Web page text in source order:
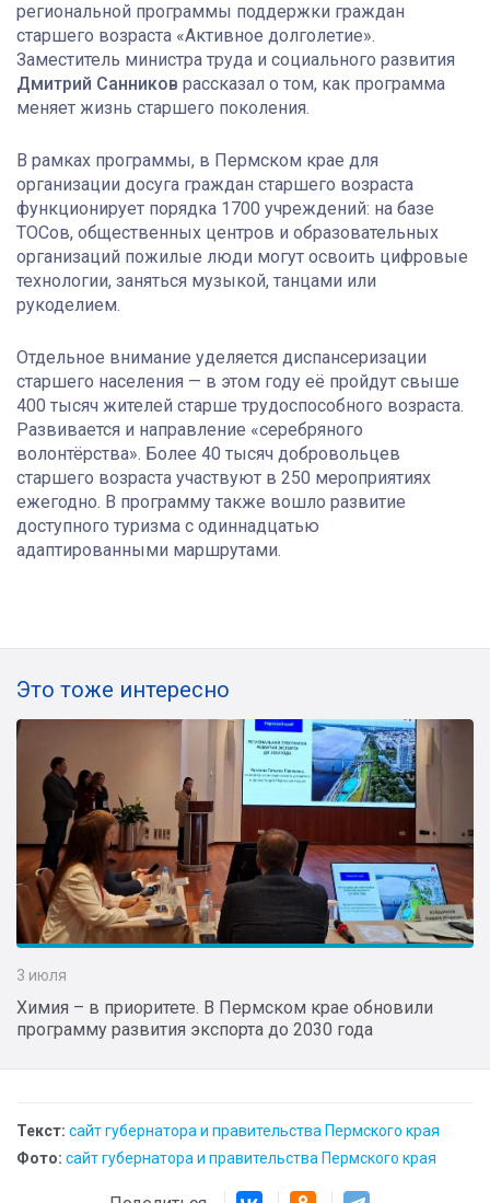
региональной программы поддержки граждан
старшего возраста «Активное долголетие».
Заместитель министра труда и социального развития
Дмитрий Санников рассказал о том, как программа
меняет жизнь старшего поколения.
В рамках программы, в Пермском крае для
организации досуга граждан старшего возраста
функционирует порядка 1700 учреждений: на базе
ТОСов, общественных центров и образовательных
организаций пожилые люди могут освоить цифровые
технологии, заняться музыкой, танцами или
рукоделием.
Отдельное внимание уделяется диспансеризации
старшего населения — в этом году её пройдут свыше
400 тысяч жителей старше трудоспособного возраста.
Развивается и направление «серебряного
волонтёрства». Более 40 тысяч добровольцев
старшего возраста участвуют в 250 мероприятиях
ежегодно. В программу также вошло развитие
доступного туризма с одиннадцатью
адаптированными маршрутами.
Это тоже интересно
3 июля
Химия – в приоритете. В Пермском крае обновили
программу развития экспорта до 2030 года
Текст: сайт губернатора и правительства Пермского края
Фото: сайт губернатора и правительства Пермского края